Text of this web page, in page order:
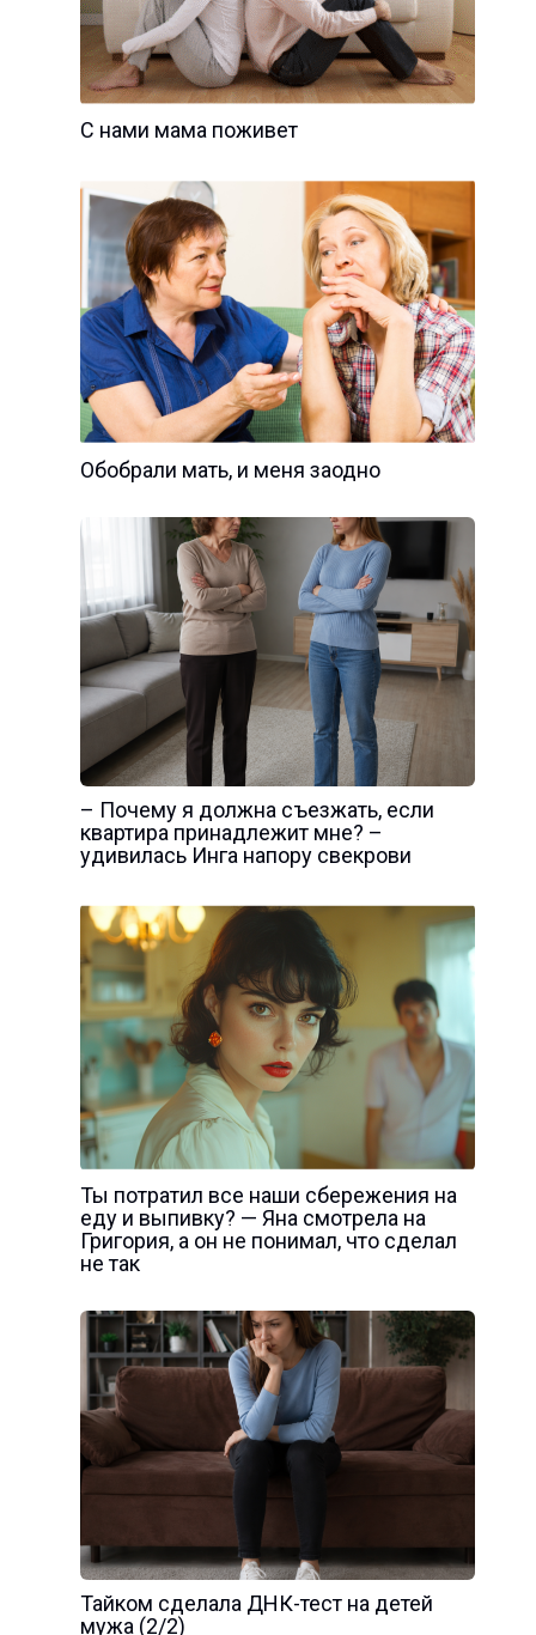
С нами мама поживет
Обобрали мать, и меня заодно
– Почему я должна съезжать, если
квартира принадлежит мне? –
удивилась Инга напору свекрови
Ты потратил все наши сбережения на
еду и выпивку? — Яна смотрела на
Григория, а он не понимал, что сделал
не так
Тайком сделала ДНК-тест на детей
мужа (2/2)